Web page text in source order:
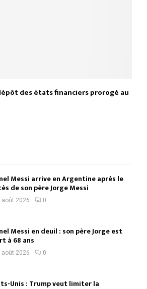
des états financiers prorogé au
Messi arrive en Argentine après le
de son père Jorge Messi
août 2026 0
Messi en deuil : son père Jorge est
à 68 ans
août 2026 0
Unis : Trump veut limiter la